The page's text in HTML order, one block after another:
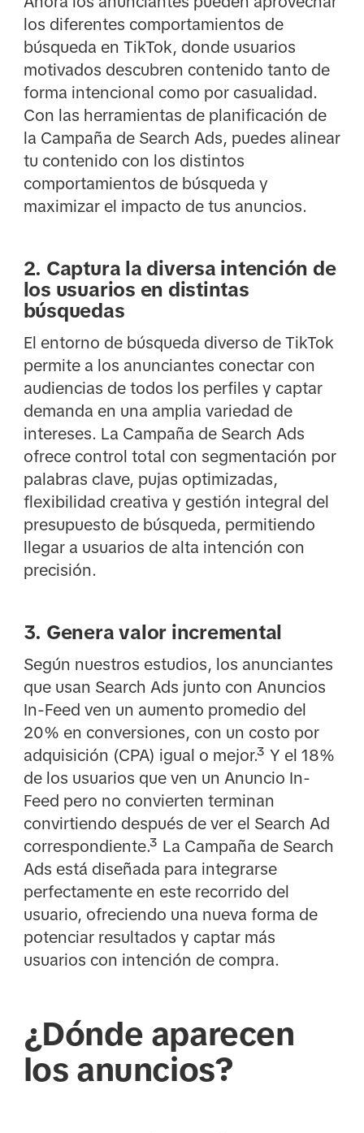
los diferentes comportamientos de
búsqueda en TikTok, donde usuarios
motivados descubren contenido tanto de
forma intencional como por casualidad.
Con las herramientas de planificación de
la Campaña de Search Ads, puedes alinear
tu contenido con los distintos
comportamientos de búsqueda y
maximizar el impacto de tus anuncios.
2. Captura la diversa intención de
los usuarios en distintas
búsquedas
El entorno de búsqueda diverso de TikTok
permite a los anunciantes conectar con
audiencias de todos los perfiles y captar
demanda en una amplia variedad de
intereses. La Campaña de Search Ads
ofrece control total con segmentación por
palabras clave, pujas optimizadas,
flexibilidad creativa y gestión integral del
presupuesto de búsqueda, permitiendo
llegar a usuarios de alta intención con
precisión.
3. Genera valor incremental
Según nuestros estudios, los anunciantes
que usan Search Ads junto con Anuncios
In-Feed ven un aumento promedio del
20% en conversiones, con un costo por
adquisición (CPA) igual o mejor.³ Y el 18%
de los usuarios que ven un Anuncio In-
Feed pero no convierten terminan
convirtiendo después de ver el Search Ad
correspondiente.³ La Campaña de Search
Ads está diseñada para integrarse
perfectamente en este recorrido del
usuario, ofreciendo una nueva forma de
potenciar resultados y captar más
usuarios con intención de compra.
¿Dónde aparecen
los anuncios?